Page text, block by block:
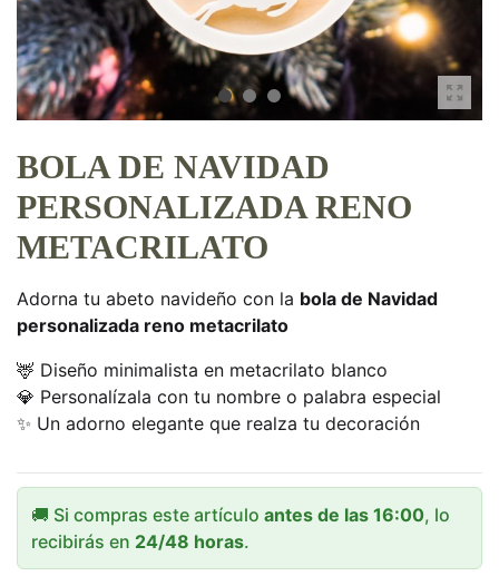
BOLA DE NAVIDAD
PERSONALIZADA RENO
METACRILATO
Adorna tu abeto navideño con la bola de Navidad
personalizada reno metacrilato
🦌 Diseño minimalista en metacrilato blanco
💎 Personalízala con tu nombre o palabra especial
✨ Un adorno elegante que realza tu decoración
🚚 Si compras este artículo antes de las 16:00, lo
recibirás en 24/48 horas.